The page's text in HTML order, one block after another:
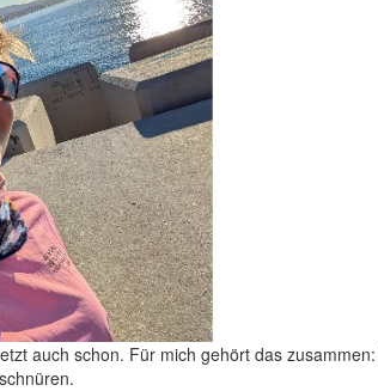
auch schon. Für mich gehört das